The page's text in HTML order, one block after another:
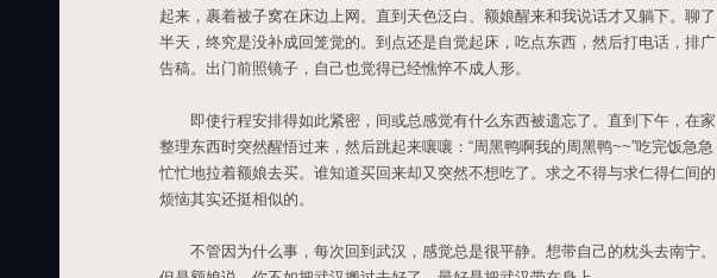
起来，裹着被子窝在床边上网。直到天色泛白、额娘醒来和我说话才又躺下。聊了
半天，终究是没补成回笼觉的。到点还是自觉起床，吃点东西，然后打电话，排广
告稿。出门前照镜子，自己也觉得已经憔悴不成人形。
即使行程安排得如此紧密，间或总感觉有什么东西被遗忘了。直到下午，在家
整理东西时突然醒悟过来，然后跳起来嚷嚷：“周黑鸭啊我的周黑鸭~~”吃完饭急急
忙忙地拉着额娘去买。谁知道买回来却又突然不想吃了。求之不得与求仁得仁间的
烦恼其实还挺相似的。
不管因为什么事，每次回到武汉，感觉总是很平静。想带自己的枕头去南宁。